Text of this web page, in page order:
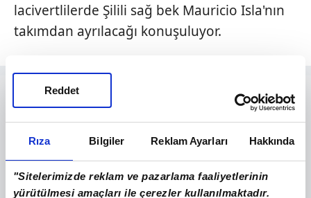
Rıza Bilgiler Reklam Ayarları Hakkında
"Sitelerimizde reklam ve pazarlama faaliyetlerinin
yürütülmesi amaçları ile çerezler kullanılmaktadır.
Reddet
lacivertlilerde Şilili sağ bek Mauricio Isla'nın
takımdan ayrılacağı konuşuluyor.